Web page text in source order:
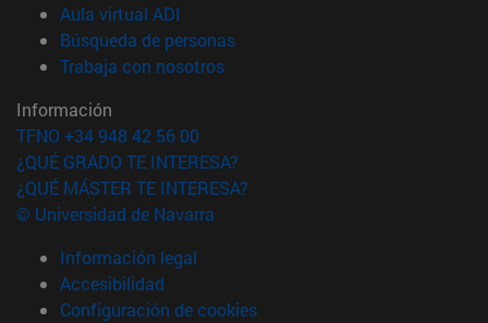
Aula virtual ADI
Búsqueda de personas(abre en nueva ventana)
Trabaja con nosotros(abre en nueva ventana)
Información
TFNO +34 948 42 56 00
¿QUÉ GRADO TE INTERESA?
¿QUÉ MÁSTER TE INTERESA?
© Universidad de Navarra
Información legal
Accesibilidad
Configuración de cookies